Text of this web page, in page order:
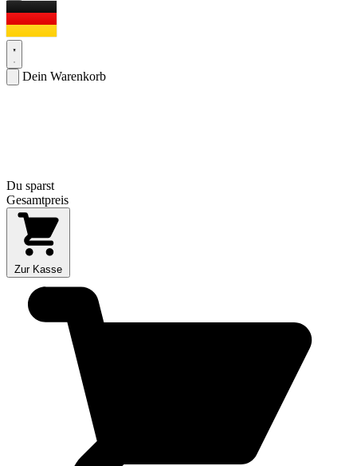
Dein Warenkorb
Du sparst
Gesamtpreis
Zur Kasse